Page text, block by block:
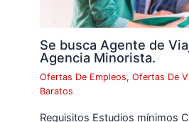
Se busca Agente de
Agencia Minorista.
Ofertas De Empleos,Ofertas De
Baratos
Requisitos Estudios mínimos